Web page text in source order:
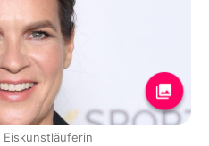
Eiskunstläuferin